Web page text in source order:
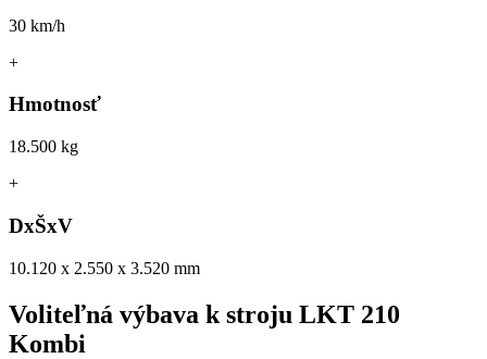
30 km/h
+
Hmotnosť
18.500 kg
+
DxŠxV
10.120 x 2.550 x 3.520 mm
Voliteľná výbava k stroju LKT 210
Kombi